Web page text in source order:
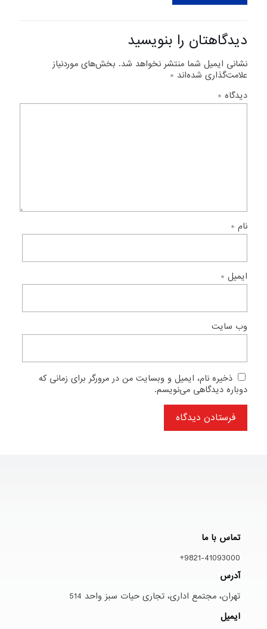
دیدگاهتان را بنویسید
نشانی ایمیل شما منتشر نخواهد شد. بخش‌های موردنیاز
علامت‌گذاری شده‌اند *
دیدگاه *
نام *
ایمیل *
وب‌ سایت
ذخیره نام، ایمیل و وبسایت من در مرورگر برای زمانی که
دوباره دیدگاهی می‌نویسم.
تماس با ما
9821-41093000+
آدرس
تهران، مجتمع اداری، تجاری حیات سبز واحد 514
ایمیل